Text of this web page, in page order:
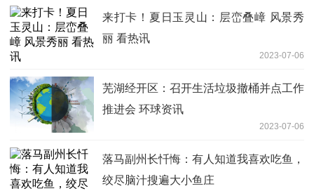
来打卡！夏日玉灵山：层峦叠嶂 风景秀
丽 看热讯
2023-07-06
芜湖经开区：召开生活垃圾撤桶并点工作
推进会 环球资讯
2023-07-06
落马副州长忏悔：有人知道我喜欢吃鱼，
绞尽脑汁搜遍大小鱼庄